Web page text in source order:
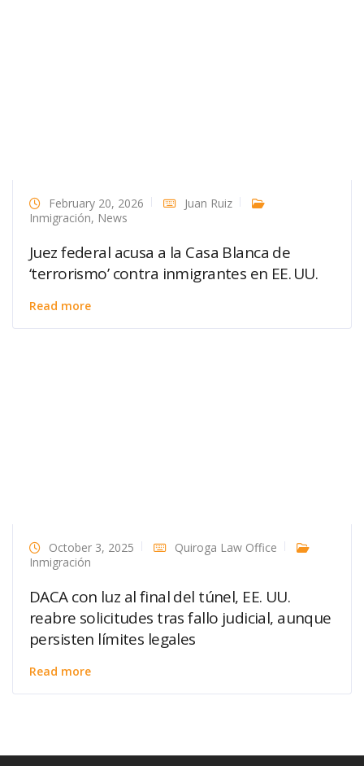
February 20, 2026
Juan Ruiz
Inmigración, News
Juez federal acusa a la Casa Blanca de
‘terrorismo’ contra inmigrantes en EE. UU.
Read more
October 3, 2025
Quiroga Law Office
Inmigración
DACA con luz al final del túnel, EE. UU.
reabre solicitudes tras fallo judicial, aunque
persisten límites legales
Read more